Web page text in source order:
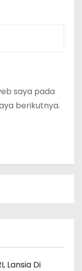
saya pada
berikutnya.
Lansia Di